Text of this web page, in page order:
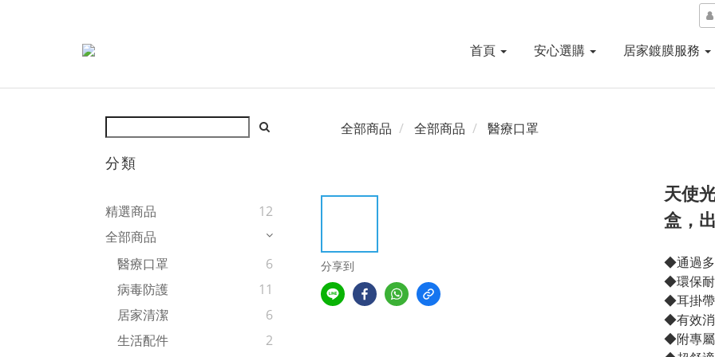
首頁 安心選購 居家鍍膜服務
分類
精選商品
12
全部商品
醫療口罩
6
病毒防護
11
居家清潔
6
生活配件
2
全部商品 全部商品 醫療口罩
分享到
天使
盒，
◆通過
◆環保耐
◆耳掛帶
◆有效
◆附專屬